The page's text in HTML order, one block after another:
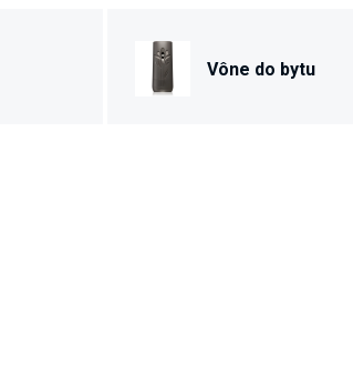
Vône do bytu